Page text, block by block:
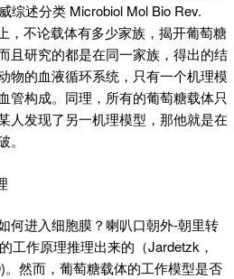
综述分类 Microbiol Mol Bio Rev.
，不论载体有多少家族，揭开葡萄糖
且研究的都是在同一家族，得出的结
物的血液循环系统，只有一个机理模
管构成。同理，所有的葡萄糖载体只
人发现了另一机理模型，那他就是在
何进入细胞膜？喇叭口朝外-朝里转
工作原理推理出来的（Jardetzk，
。然而，葡萄糖载体的工作模型是否